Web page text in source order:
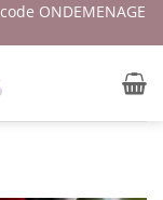
code ONDEMENAGE